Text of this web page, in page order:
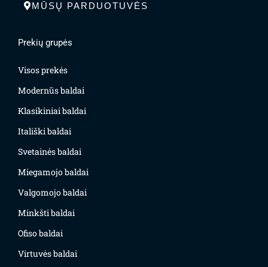
MŪSŲ PARDUOTUVĖS
Prekių grupės
Visos prekės
Modernūs baldai
Klasikiniai baldai
Itališki baldai
Svetainės baldai
Miegamojo baldai
Valgomojo baldai
Minkšti baldai
Ofiso baldai
Virtuvės baldai